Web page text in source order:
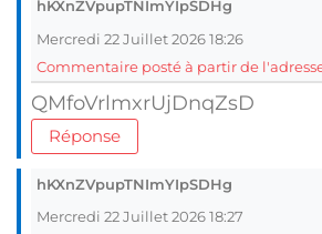
hKXnZVpupTNImYIpSDHg
Mercredi 22 Juillet 2026 18:26
Commentaire posté à partir de l'adresse
QMfoVrlmxrUjDnqZsD
Réponse
hKXnZVpupTNImYIpSDHg
Mercredi 22 Juillet 2026 18:27